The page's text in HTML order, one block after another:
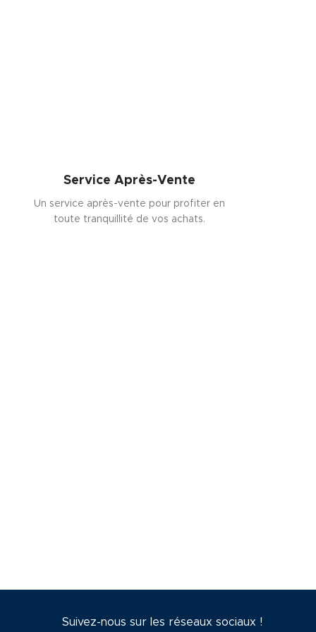
Service Après-Vente
Un service après-vente pour profiter en
toute tranquillité de vos achats.
Suivez-nous sur les réseaux sociaux !